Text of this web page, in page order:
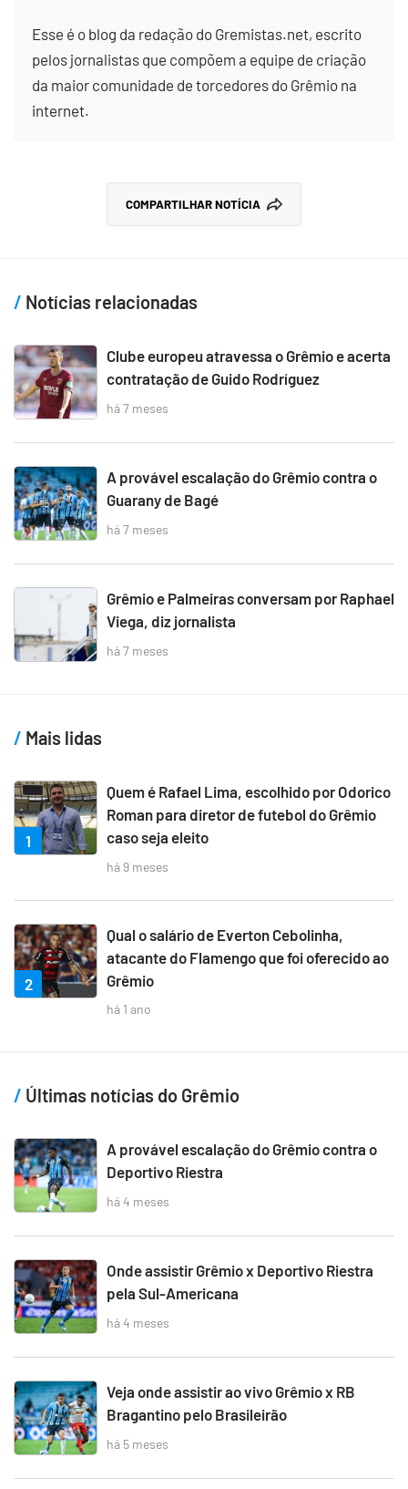
Esse é o blog da redação do Gremistas.net, escrito
pelos jornalistas que compõem a equipe de criação
da maior comunidade de torcedores do Grêmio na
internet.
COMPARTILHAR NOTÍCIA
Notícias relacionadas
Clube europeu atravessa o Grêmio e acerta
contratação de Guido Rodríguez
há 7 meses
A provável escalação do Grêmio contra o
Guarany de Bagé
há 7 meses
Grêmio e Palmeiras conversam por Raphael
Viega, diz jornalista
há 7 meses
Mais lidas
1
Quem é Rafael Lima, escolhido por Odorico
Roman para diretor de futebol do Grêmio
caso seja eleito
há 9 meses
2
Qual o salário de Everton Cebolinha,
atacante do Flamengo que foi oferecido ao
Grêmio
há 1 ano
Últimas notícias do Grêmio
A provável escalação do Grêmio contra o
Deportivo Riestra
há 4 meses
Onde assistir Grêmio x Deportivo Riestra
pela Sul-Americana
há 4 meses
Veja onde assistir ao vivo Grêmio x RB
Bragantino pelo Brasileirão
há 5 meses